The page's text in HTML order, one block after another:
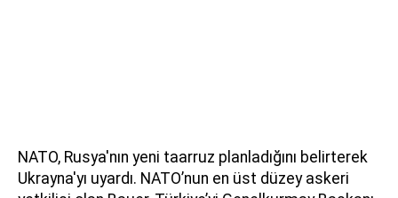
NATO, Rusya'nın yeni taarruz planladığını belirterek
Ukrayna'yı uyardı. NATO’nun en üst düzey askeri